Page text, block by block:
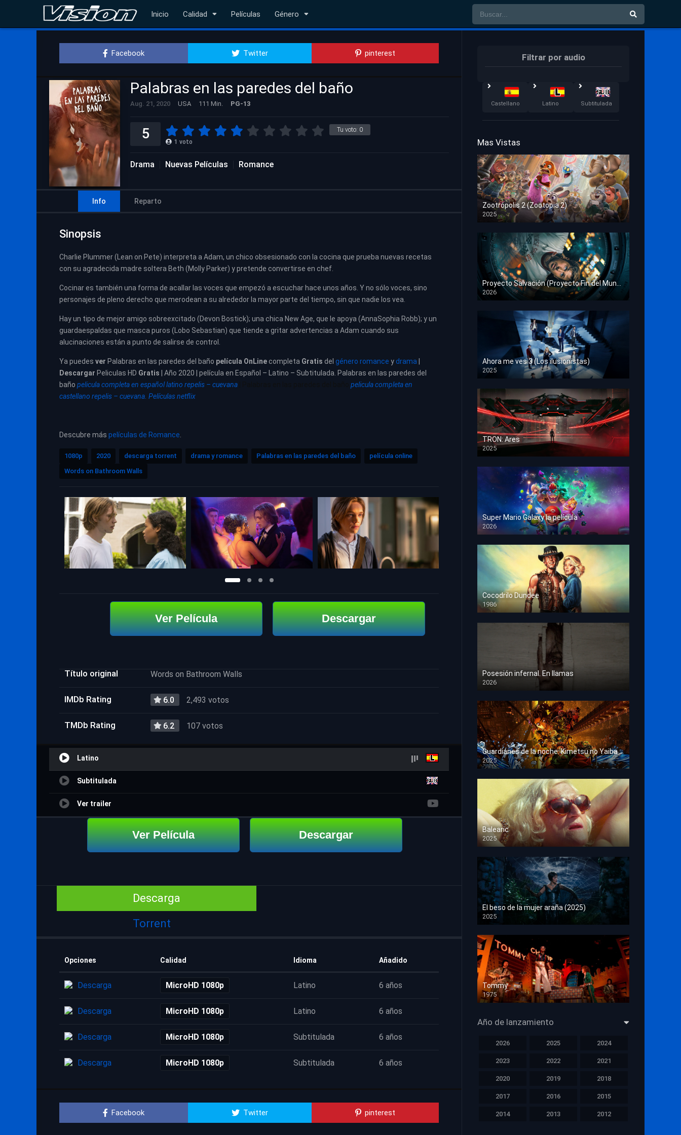
Inicio Calidad Películas Género
Facebook Twitter pinterest
Palabras en las paredes del baño
Aug. 21, 2020 USA 111 Min. PG-13
Tu voto: 0
5 1 voto
Drama Nuevas Películas Romance
Info Reparto
Sinopsis
Charlie Plummer (Lean on Pete) interpreta a Adam, un chico obsesionado con la cocina que prueba nuevas recetas
con su agradecida madre soltera Beth (Molly Parker) y pretende convertirse en chef.
Cocinar es también una forma de acallar las voces que empezó a escuchar hace unos años. Y no sólo voces, sino
personajes de pleno derecho que merodean a su alrededor la mayor parte del tiempo, sin que nadie los vea.
Hay un tipo de mejor amigo sobreexcitado (Devon Bostick); una chica New Age, que le apoya (AnnaSophia Robb); y un
guardaespaldas que masca puros (Lobo Sebastian) que tiende a gritar advertencias a Adam cuando sus
alucinaciones están a punto de salirse de control.
Ya puedes ver Palabras en las paredes del baño película OnLinecompleta Gratis del género romance ydrama
Descargar Peliculas HD Gratis | Año 2020 | película en Español – Latino – Subtitulada. Palabras en las paredes del
baño pelicula completa en español latino repelis – cuevana
pelicula completa en
castellano repelis – cuevana. Películas netflix
Descubre más películas de Romance
1080p 2020 descarga torrent drama y romance Palabras en las paredes del baño
película online
Words on Bathroom Walls
Ver Película Descargar
Título original Words on Bathroom Walls
IMDb Rating 6.0 2,493 votos
TMDb Rating 6.2 107 votos
Latino
Subtitulada
Ver trailer
Ver Película Descargar
Descarga
Torrent
Opciones Calidad Idioma Añadido
Descarga MicroHD 1080p Latino 6 años
Descarga MicroHD 1080p Latino 6 años
Descarga MicroHD 1080p Subtitulada 6 años
Descarga MicroHD 1080p Subtitulada 6 años
Facebook Twitter pinterest
Filtrar por audio
Castellano Latino Subtitulada
Mas Vistas
Zootrópolis 2 (Zootopia 2)
2025
HD 1080p
Proyecto Salvación (Proyecto Fin del Mundo)
2026
HD 1080p
Ahora me ves 3 (Los ilusionistas)
2025
HD 1080p
TRON: Ares
2025
HD 1080p
Super Mario Galaxy la película
2026
HD 1080p
Cocodrilo Dundee
1986
HD 1080p
Posesión infernal. En llamas
2026
HD 1080p
Guardianes de la noche: Kimetsu no Yaiba La fortaleza infinita
2025
HD 1080p
Balearic
2025
HD 1080p
El beso de la mujer araña (2025)
2025
HD 1080p
Tommy
1975
HD 1080p
Año de lanzamiento
2026 2025 2024
2023 2022 2021
2020 2019 2018
2017 2016 2015
2014 2013 2012